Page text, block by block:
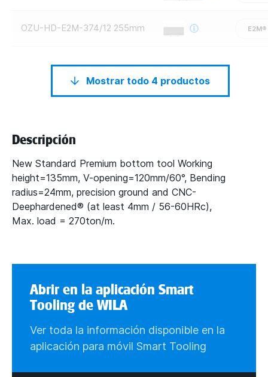
OZU-HD-E2M-374/12 255mm E2M®
Mostrar todo 4 productos
Descripción
New Standard Premium bottom tool Working
height=135mm, V-opening=120mm/60°, Bending
radius=24mm, precision ground and CNC-
Deephardened® (at least 4mm / 56-60HRc),
Max. load = 270ton/m.
Abrir en la aplicación Smart
Tooling de WILA
Ver toda la información disponible en la
aplicación para móvil Smart Tooling